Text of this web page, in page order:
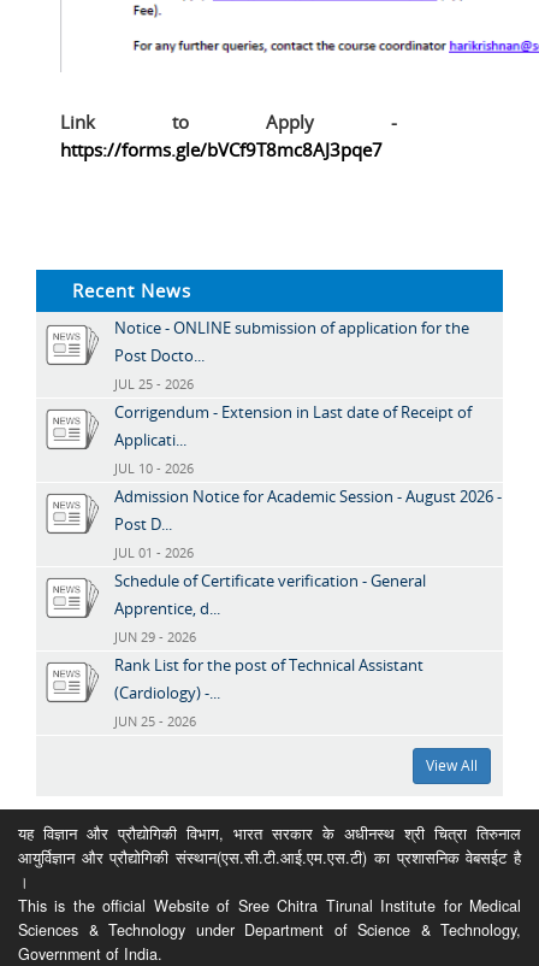
Link to Apply -
https://forms.gle/bVCf9T8mc8AJ3pqe7
Recent News
Notice - ONLINE submission of application for the
Post Docto...
JUL 25 - 2026
Corrigendum - Extension in Last date of Receipt of
Applicati...
JUL 10 - 2026
Admission Notice for Academic Session - August 2026 -
Post D...
JUL 01 - 2026
Schedule of Certificate verification - General
Apprentice, d...
JUN 29 - 2026
Rank List for the post of Technical Assistant
(Cardiology) -...
JUN 25 - 2026
View All
यह विज्ञान और प्रौद्योगिकी विभाग, भारत सरकार के अधीनस्थ श्री चित्रा तिरुनाल
आयुर्विज्ञान और प्रौद्योगिकी संस्थान(एस.सी.टी.आई.एम.एस.टी) का प्रशासनिक वेबसईट है
।
This is the official Website of Sree Chitra Tirunal Institute for Medical
Sciences & Technology under Department of Science & Technology,
Government of India.